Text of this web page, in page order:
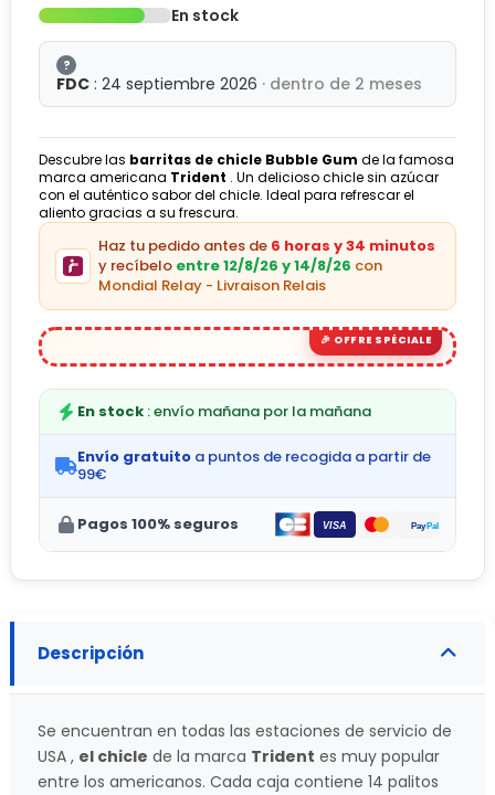
(2 avis)
En stock
?
FDC : 24 septiembre 2026 · dentro de 2 meses
Descubre las barritas de chicle Bubble Gum de la famosa
marca americana Trident . Un delicioso chicle sin azúcar
con el auténtico sabor del chicle. Ideal para refrescar el
aliento gracias a su frescura.
Haz tu pedido antes de 6 horas y 34 minutos
y recíbelo entre 12/8/26 y 14/8/26 con
Mondial Relay - Livraison Relais
En stock : envío mañana por la mañana
Envío gratuito a puntos de recogida a partir de
99€
Pagos 100% seguros
Descripción
Se encuentran en todas las estaciones de servicio de
USA , el chicle de la marca Trident es muy popular
entre los americanos. Cada caja contiene 14 palitos